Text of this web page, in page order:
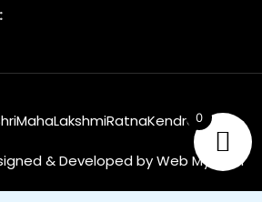
& Developed by Web MyTech
0